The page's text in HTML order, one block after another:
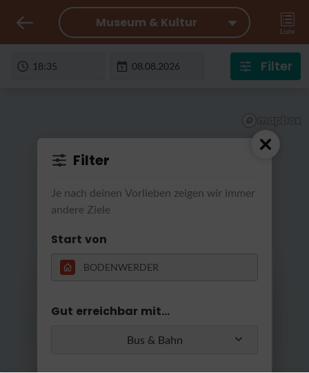
RatterRatter...
Museum & Kultur
Liste
Filter
Filter
Je nach deinen Vorlieben zeigen wir immer
andere Ziele
Start von
Gut erreichbar mit...
Bus & Bahn